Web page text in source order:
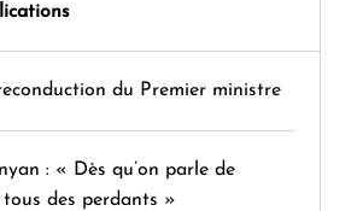
du Premier ministre
: « Dès qu’on parle de
des perdants »